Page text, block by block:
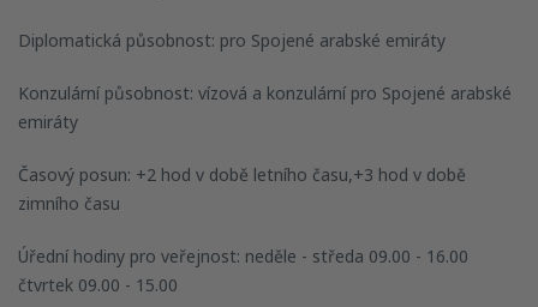
Diplomatická působnost: pro Spojené arabské emiráty
Konzulární působnost: vízová a konzulární pro Spojené arabské
emiráty
Časový posun: +2 hod v době letního času,+3 hod v době
zimního času
Úřední hodiny pro veřejnost: neděle - středa 09.00 - 16.00
čtvrtek 09.00 - 15.00